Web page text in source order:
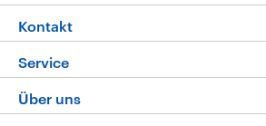
Die Nachrichten
Nachrichtenleicht
Neue Beiträge auf dlf.de
Livestream
Podcasts
Deutschlandfunk App
Kontakt
Hörerservice
Service
FAQ
Über uns